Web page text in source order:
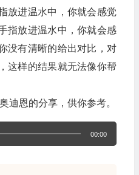
放进温水中，你就会感觉
指放进温水中，你就会感
没有清晰的给出对比，对
这样的结果就无法像你帮
迪恩的分享，供你参考。
00:00